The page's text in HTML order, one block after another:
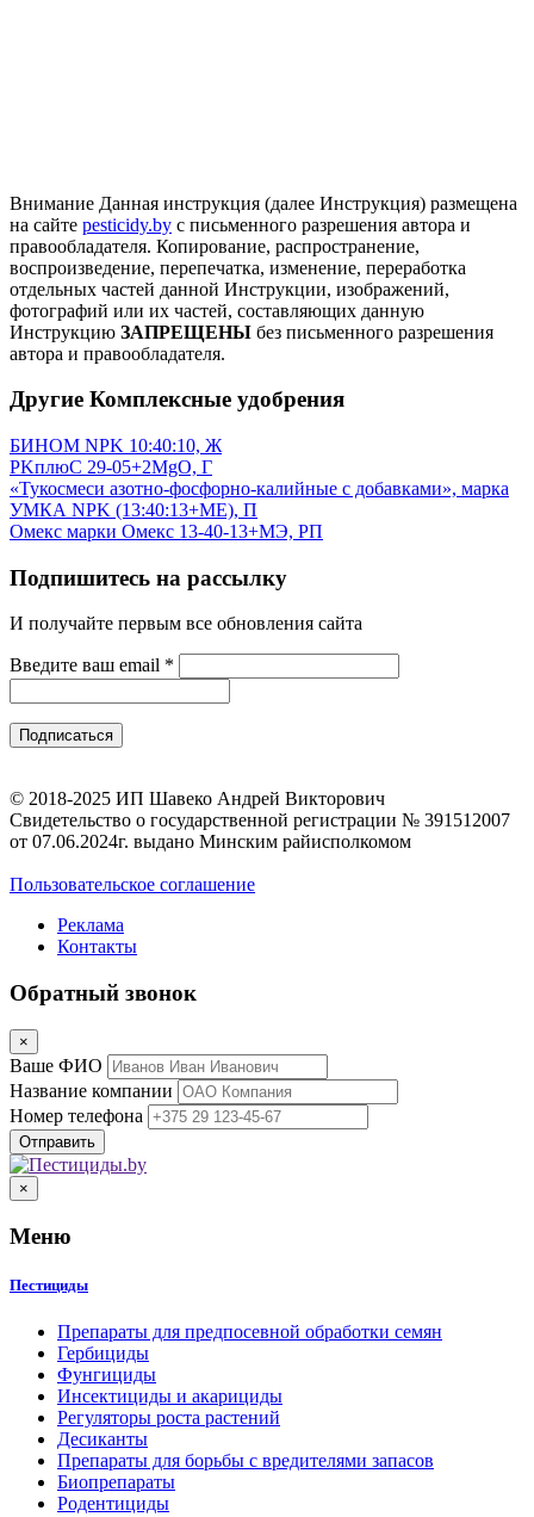
Внимание Данная инструкция (далее Инструкция) размещена
на сайте pesticidy.by с письменного разрешения автора и
правообладателя. Копирование, распространение,
воспроизведение, перепечатка, изменение, переработка
отдельных частей данной Инструкции, изображений,
фотографий или их частей, составляющих данную
Инструкцию ЗАПРЕЩЕНЫ без письменного разрешения
автора и правообладателя.
Другие Комплексные удобрения
БИНОМ NPK 10:40:10, Ж
PKплюС 29-05+2MgO, Г
«Тукосмеси азотно-фосфорно-калийные с добавками», марка
УМКА NPK (13:40:13+МЕ), П
Омекс марки Омекс 13-40-13+МЭ, РП
Подпишитесь на рассылку
И получайте первым все обновления сайта
Введите ваш email *
© 2018-2025 ИП Шавеко Андрей Викторович
Свидетельство о государственной регистрации № 391512007
от 07.06.2024г. выдано Минским райисполкомом
Пользовательское соглашение
Реклама
Контакты
Обратный звонок
×
Ваше ФИО
Название компании
Номер телефона
×
Меню
Пестициды
Препараты для предпосевной обработки семян
Гербициды
Фунгициды
Инсектициды и акарициды
Регуляторы роста растений
Десиканты
Препараты для борьбы с вредителями запасов
Биопрепараты
Родентициды